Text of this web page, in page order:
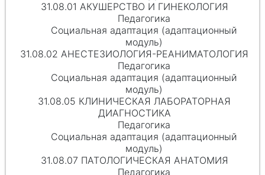
31.08.01 АКУШЕРСТВО И ГИНЕКОЛОГИЯ
Педагогика
Социальная адаптация (адаптационный
модуль)
31.08.02 АНЕСТЕЗИОЛОГИЯ-РЕАНИМАТОЛОГИЯ
Педагогика
Социальная адаптация (адаптационный
модуль)
31.08.05 КЛИНИЧЕСКАЯ ЛАБОРАТОРНАЯ
ДИАГНОСТИКА
Педагогика
Социальная адаптация (адаптационный
модуль)
31.08.07 ПАТОЛОГИЧЕСКАЯ АНАТОМИЯ
Педагогика